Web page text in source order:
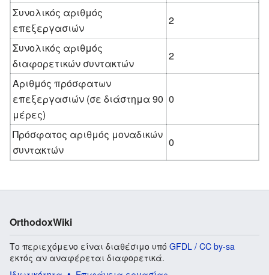
Συνολικός αριθμός
επεξεργασιών
2
Συνολικός αριθμός
διαφορετικών συντακτών
2
Αριθμός πρόσφατων
επεξεργασιών (σε διάστημα 90
μέρες)
0
Πρόσφατος αριθμός μοναδικών
συντακτών
0
OrthodoxWiki
Το περιεχόμενο είναι διαθέσιμο υπό GFDL / CC by-sa
εκτός αν αναφέρεται διαφορετικά.